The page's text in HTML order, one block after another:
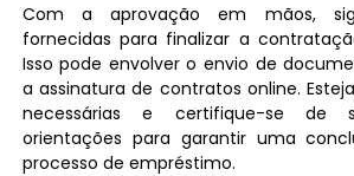
Com a aprovação em mãos,
fornecidas para finalizar a
Isso pode envolver o envio de
a assinatura de contratos online.
necessárias e certifique-se de
orientações para garantir uma
processo de empréstimo.